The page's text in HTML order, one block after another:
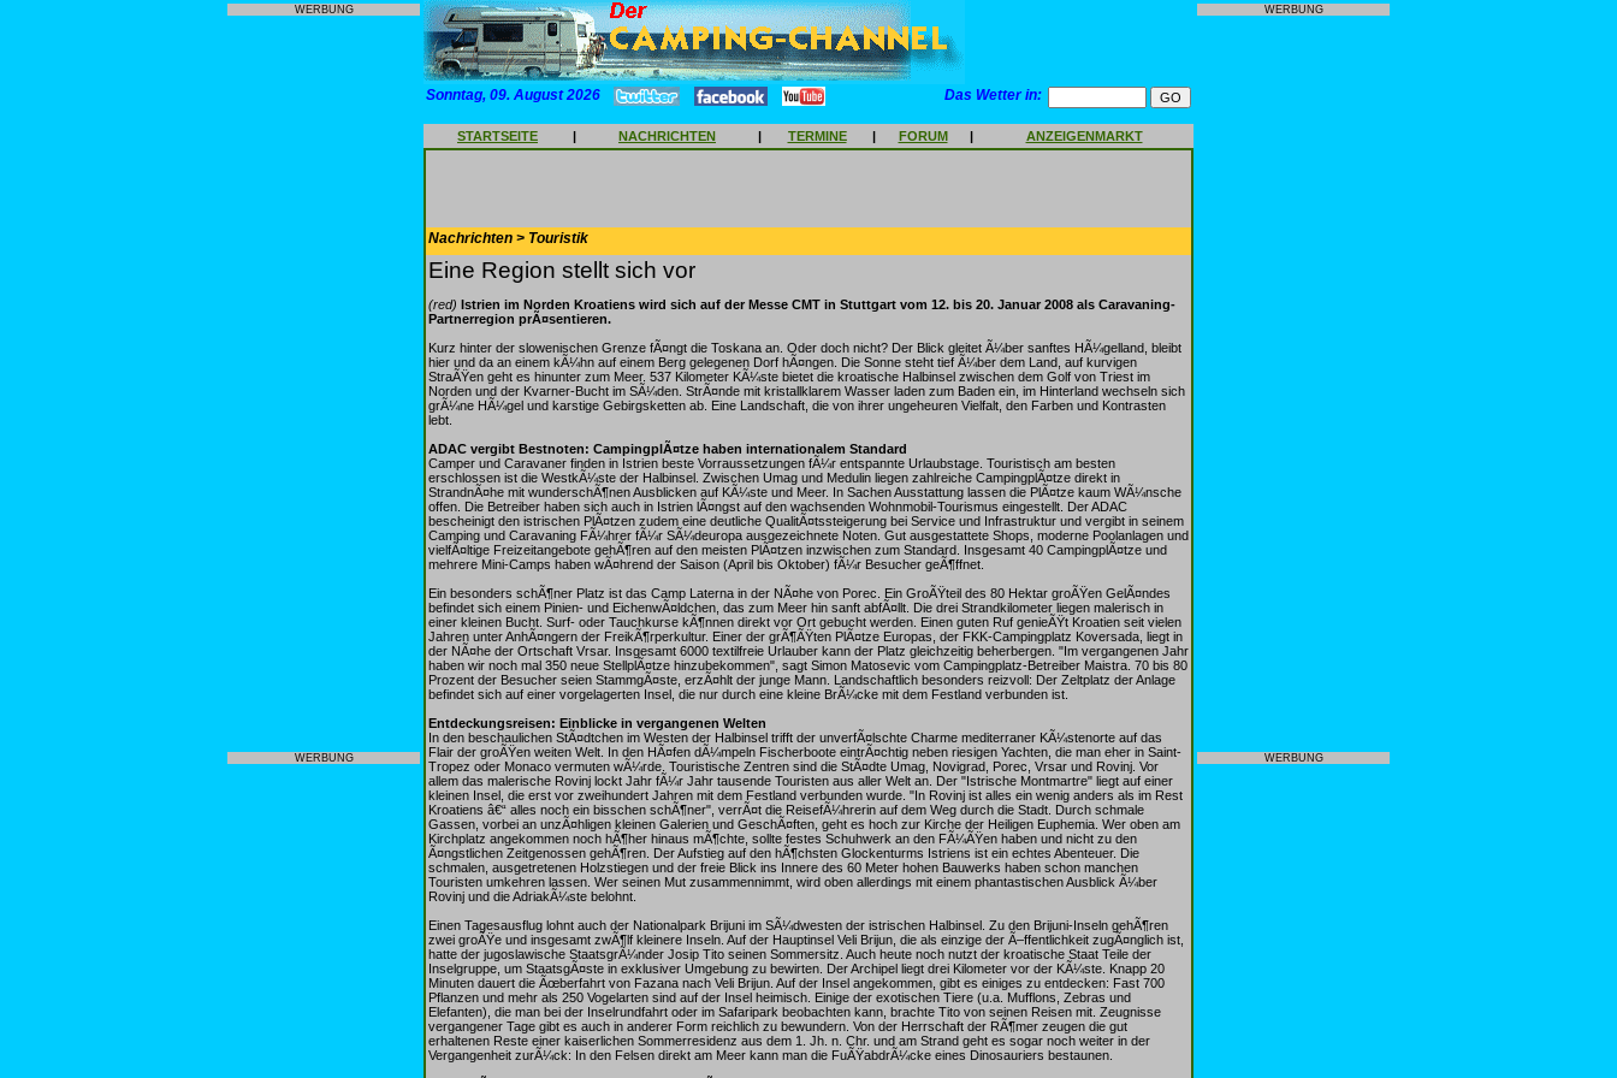
WERBUNG
WERBUNG
Sonntag, 09. August 2026 Das Wetter in:
STARTSEITE | NACHRICHTEN | TERMINE | FORUM | ANZEIGENMARKT
Nachrichten > Touristik
Eine Region stellt sich vor
(red) Istrien im Norden Kroatiens wird sich auf der Messe CMT in Stuttgart vom 12. bis 20. Januar 2008 als Caravaning-
Partnerregion prÃ¤sentieren.
Kurz hinter der slowenischen Grenze fÃ¤ngt die Toskana an. Oder doch nicht? Der Blick gleitet Ã¼ber sanftes HÃ¼gelland, bleibt
hier und da an einem kÃ¼hn auf einem Berg gelegenen Dorf hÃ¤ngen. Die Sonne steht tief Ã¼ber dem Land, auf kurvigen
StraÃŸen geht es hinunter zum Meer. 537 Kilometer KÃ¼ste bietet die kroatische Halbinsel zwischen dem Golf von Triest im
Norden und der Kvarner-Bucht im SÃ¼den. StrÃ¤nde mit kristallklarem Wasser laden zum Baden ein, im Hinterland wechseln sich
grÃ¼ne HÃ¼gel und karstige Gebirgsketten ab. Eine Landschaft, die von ihrer ungeheuren Vielfalt, den Farben und Kontrasten
lebt.
ADAC vergibt Bestnoten: CampingplÃ¤tze haben internationalem Standard
Camper und Caravaner finden in Istrien beste Vorraussetzungen fÃ¼r entspannte Urlaubstage. Touristisch am besten
erschlossen ist die WestkÃ¼ste der Halbinsel. Zwischen Umag und Medulin liegen zahlreiche CampingplÃ¤tze direkt in
StrandnÃ¤he mit wunderschÃ¶nen Ausblicken auf KÃ¼ste und Meer. In Sachen Ausstattung lassen die PlÃ¤tze kaum WÃ¼nsche
offen. Die Betreiber haben sich auch in Istrien lÃ¤ngst auf den wachsenden Wohnmobil-Tourismus eingestellt. Der ADAC
bescheinigt den istrischen PlÃ¤tzen zudem eine deutliche QualitÃ¤tssteigerung bei Service und Infrastruktur und vergibt in seinem
Camping und Caravaning FÃ¼hrer fÃ¼r SÃ¼deuropa ausgezeichnete Noten. Gut ausgestattete Shops, moderne Poolanlagen und
vielfÃ¤ltige Freizeitangebote gehÃ¶ren auf den meisten PlÃ¤tzen inzwischen zum Standard. Insgesamt 40 CampingplÃ¤tze und
mehrere Mini-Camps haben wÃ¤hrend der Saison (April bis Oktober) fÃ¼r Besucher geÃ¶ffnet.
Ein besonders schÃ¶ner Platz ist das Camp Laterna in der NÃ¤he von Porec. Ein GroÃŸteil des 80 Hektar groÃŸen GelÃ¤ndes
befindet sich einem Pinien- und EichenwÃ¤ldchen, das zum Meer hin sanft abfÃ¤llt. Die drei Strandkilometer liegen malerisch in
einer kleinen Bucht. Surf- oder Tauchkurse kÃ¶nnen direkt vor Ort gebucht werden. Einen guten Ruf genieÃŸt Kroatien seit vielen
Jahren unter AnhÃ¤ngern der FreikÃ¶rperkultur. Einer der grÃ¶ÃŸten PlÃ¤tze Europas, der FKK-Campingplatz Koversada, liegt in
der NÃ¤he der Ortschaft Vrsar. Insgesamt 6000 textilfreie Urlauber kann der Platz gleichzeitig beherbergen. "Im vergangenen Jahr
haben wir noch mal 350 neue StellplÃ¤tze hinzubekommen", sagt Simon Matosevic vom Campingplatz-Betreiber Maistra. 70 bis 80
Prozent der Besucher seien StammgÃ¤ste, erzÃ¤hlt der junge Mann. Landschaftlich besonders reizvoll: Der Zeltplatz der Anlage
befindet sich auf einer vorgelagerten Insel, die nur durch eine kleine BrÃ¼cke mit dem Festland verbunden ist.
Entdeckungsreisen: Einblicke in vergangenen Welten
In den beschaulichen StÃ¤dtchen im Westen der Halbinsel trifft der unverfÃ¤lschte Charme mediterraner KÃ¼stenorte auf das
Flair der groÃŸen weiten Welt. In den HÃ¤fen dÃ¼mpeln Fischerboote eintrÃ¤chtig neben riesigen Yachten, die man eher in Saint-
Tropez oder Monaco vermuten wÃ¼rde. Touristische Zentren sind die StÃ¤dte Umag, Novigrad, Porec, Vrsar und Rovinj. Vor
allem das malerische Rovinj lockt Jahr fÃ¼r Jahr tausende Touristen aus aller Welt an. Der "Istrische Montmartre" liegt auf einer
kleinen Insel, die erst vor zweihundert Jahren mit dem Festland verbunden wurde. "In Rovinj ist alles ein wenig anders als im Rest
Kroatiens â€“ alles noch ein bisschen schÃ¶ner", verrÃ¤t die ReisefÃ¼hrerin auf dem Weg durch die Stadt. Durch schmale
Gassen, vorbei an unzÃ¤hligen kleinen Galerien und GeschÃ¤ften, geht es hoch zur Kirche der Heiligen Euphemia. Wer oben am
Kirchplatz angekommen noch hÃ¶her hinaus mÃ¶chte, sollte festes Schuhwerk an den FÃ¼ÃŸen haben und nicht zu den
Ã¤ngstlichen Zeitgenossen gehÃ¶ren. Der Aufstieg auf den hÃ¶chsten Glockenturms Istriens ist ein echtes Abenteuer. Die
schmalen, ausgetretenen Holzstiegen und der freie Blick ins Innere des 60 Meter hohen Bauwerks haben schon manchen
Touristen umkehren lassen. Wer seinen Mut zusammennimmt, wird oben allerdings mit einem phantastischen Ausblick Ã¼ber
Rovinj und die AdriakÃ¼ste belohnt.
Einen Tagesausflug lohnt auch der Nationalpark Brijuni im SÃ¼dwesten der istrischen Halbinsel. Zu den Brijuni-Inseln gehÃ¶ren
zwei groÃŸe und insgesamt zwÃ¶lf kleinere Inseln. Auf der Hauptinsel Veli Brijun, die als einzige der Ã–ffentlichkeit zugÃ¤nglich ist,
hatte der jugoslawische StaatsgrÃ¼nder Josip Tito seinen Sommersitz. Auch heute noch nutzt der kroatische Staat Teile der
Inselgruppe, um StaatsgÃ¤ste in exklusiver Umgebung zu bewirten. Der Archipel liegt drei Kilometer vor der KÃ¼ste. Knapp 20
Minuten dauert die Ãœberfahrt von Fazana nach Veli Brijun. Auf der Insel angekommen, gibt es einiges zu entdecken: Fast 700
Pflanzen und mehr als 250 Vogelarten sind auf der Insel heimisch. Einige der exotischen Tiere (u.a. Mufflons, Zebras und
Elefanten), die man bei der Inselrundfahrt oder im Safaripark beobachten kann, brachte Tito von seinen Reisen mit. Zeugnisse
vergangener Tage gibt es auch in anderer Form reichlich zu bewundern. Von der Herrschaft der RÃ¶mer zeugen die gut
erhaltenen Reste einer kaiserlichen Sommerresidenz aus dem 1. Jh. n. Chr. und am Strand geht es sogar noch weiter in der
Vergangenheit zurÃ¼ck: In den Felsen direkt am Meer kann man die FuÃŸabdrÃ¼cke eines Dinosauriers bestaunen.
WERBUNG
WERBUNG